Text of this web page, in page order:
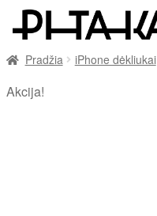
Pradžia iPhone dėkliukai
Akcija!